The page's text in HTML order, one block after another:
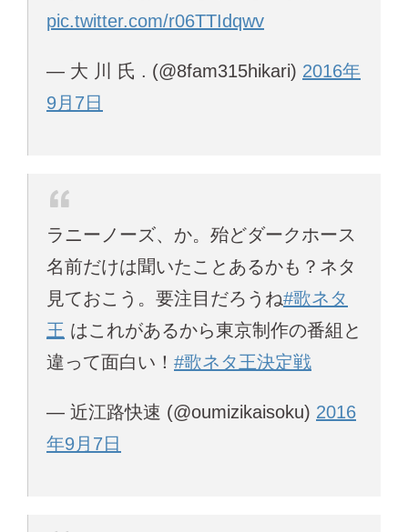
pic.twitter.com/r06TTIdqwv
— 大 川 氏 . (@8fam315hikari) 2016年
9月7日
ラニーノーズ、か。殆どダークホース
名前だけは聞いたことあるかも？ネタ
見ておこう。要注目だろうね#歌ネタ
王 はこれがあるから東京制作の番組と
違って面白い！ #歌ネタ王決定戦
— 近江路快速 (@oumizikaisoku) 2016
年9月7日